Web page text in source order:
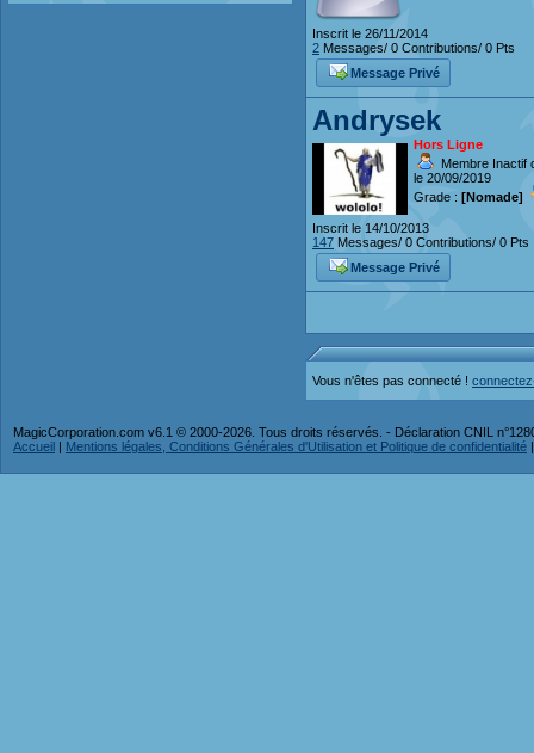
Inscrit le 26/11/2014
2 Messages/ 0 Contributions/ 0 Pts
Message Privé
Andrysek
Hors Ligne
Membre Inactif
le 20/09/2019
Grade : [Nomade]
Inscrit le 14/10/2013
147 Messages/ 0 Contributions/ 0 Pts
Message Privé
Vous n'êtes pas connecté !
MagicCorporation.com v6.1 © 2000-2026. Tous droits réservés. - Déclaration CNIL
Accueil | Mentions légales, Conditions Générales d'Utilisation et Politique de confidentialité